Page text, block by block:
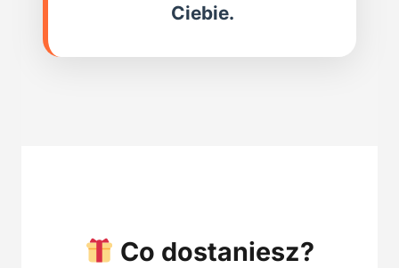
Ciebie.
Co dostaniesz?